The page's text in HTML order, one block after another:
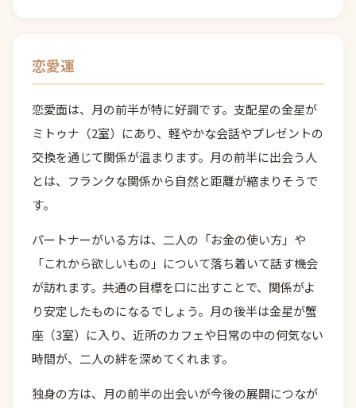
恋愛運
恋愛面は、月の前半が特に好調です。支配星の金星が
ミトゥナ（2室）にあり、軽やかな会話やプレゼントの
交換を通じて関係が温まります。月の前半に出会う人
とは、フランクな関係から自然と距離が縮まりそうで
す。
パートナーがいる方は、二人の「お金の使い方」や
「これから欲しいもの」について落ち着いて話す機会
が訪れます。共通の目標を口に出すことで、関係がよ
り安定したものになるでしょう。月の後半は金星が蟹
座（3室）に入り、近所のカフェや日常の中の何気ない
時間が、二人の絆を深めてくれます。
独身の方は、月の前半の出会いが今後の展開につなが